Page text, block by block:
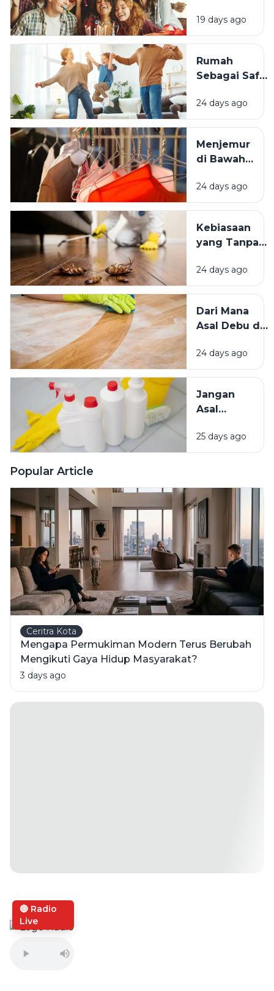
Momen
Bertambah
Terasa
Istimewa?
19 days ago
Rumah
Sebagai Safe
Mengapa
Lingkungan
Tinggal yang
Bersih
Kesejahteraan
Kita?
24 days ago
Menjemur
di Bawah
atau Di
Tempat
Mana yang
Lebih
24 days ago
Kebiasaan
yang Tanpa
Mengundang
Kecoak,
Hama
Lainnya Ke
24 days ago
Dari Mana
Asal Debu di
Kenali
Penyebab
Mengatasinya
24 days ago
Jangan
Asal
Bahan
Pembersih
25 days ago
Popular Article
Ceritra Kota
Mengapa Permukiman Modern Terus Berubah
Mengikuti Gaya Hidup Masyarakat?
3 days ago
🔴 Radio
Live